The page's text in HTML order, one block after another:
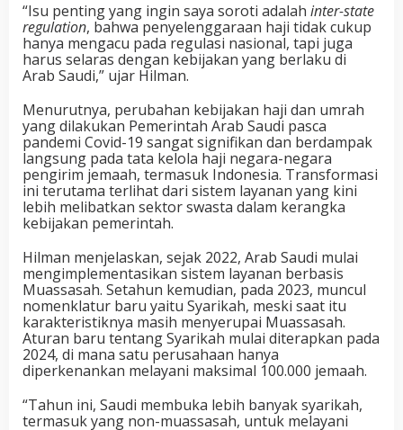
“Isu penting yang ingin saya soroti adalah inter-state
regulation, bahwa penyelenggaraan haji tidak cukup
hanya mengacu pada regulasi nasional, tapi juga
harus selaras dengan kebijakan yang berlaku di
Arab Saudi,” ujar Hilman.
Menurutnya, perubahan kebijakan haji dan umrah
yang dilakukan Pemerintah Arab Saudi pasca
pandemi Covid-19 sangat signifikan dan berdampak
langsung pada tata kelola haji negara-negara
pengirim jemaah, termasuk Indonesia. Transformasi
ini terutama terlihat dari sistem layanan yang kini
lebih melibatkan sektor swasta dalam kerangka
kebijakan pemerintah.
Hilman menjelaskan, sejak 2022, Arab Saudi mulai
mengimplementasikan sistem layanan berbasis
Muassasah. Setahun kemudian, pada 2023, muncul
nomenklatur baru yaitu Syarikah, meski saat itu
karakteristiknya masih menyerupai Muassasah.
Aturan baru tentang Syarikah mulai diterapkan pada
2024, di mana satu perusahaan hanya
diperkenankan melayani maksimal 100.000 jemaah.
“Tahun ini, Saudi membuka lebih banyak syarikah,
termasuk yang non-muassasah, untuk melayani